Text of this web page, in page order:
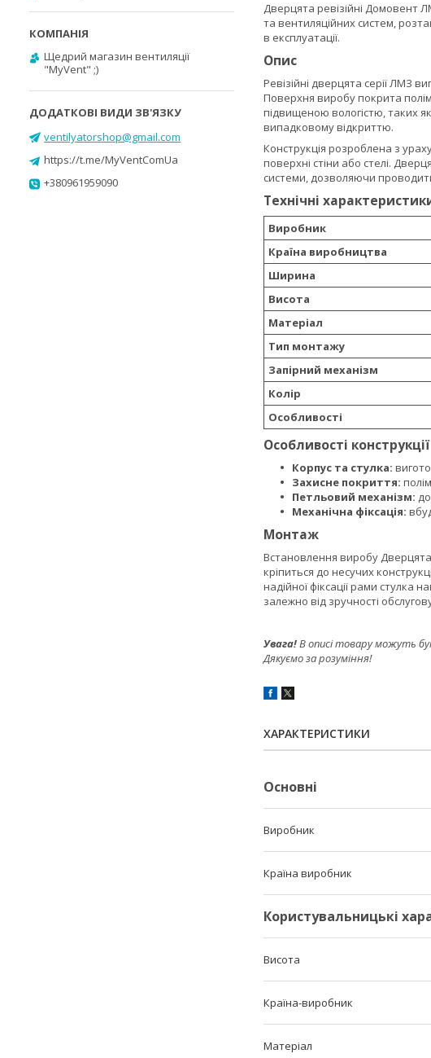
Дверцята ревізійні Домовент
та вентиляційних систем,
в експлуатації.
Опис
Ревізійні дверцята серії ЛМЗ
Поверхня виробу покрита
підвищеною вологістю, таких
випадковому відкриттю.
Конструкція розроблена з
поверхні стіни або стелі.
системи, дозволяючи
Технічні
Виробник
Країна виробництва
Ширина
Висота
Матеріал
Тип монтажу
Запірний механізм
Колір
Особливості
Особливості конструкції
Корпус та стулка:
Захисне покриття:
Петльовий механізм:
Механічна фіксація:
Монтаж
Встановлення виробу Дверцята
кріпиться до несучих
надійної фіксації рами стулка
залежно від зручності
Увага!В описі товару можуть
Дякуємо за розуміння!
ХАРАКТЕРИСТИКИ
Основні
Виробник
Країна виробник
Користувальницькі
Висота
Країна-виробник
Матеріал
Щедрий магазин вентиляції
"MyVent" ;)
ventilyatorshop@gmail.com
https://t.me/MyVentComUa
+380961959090